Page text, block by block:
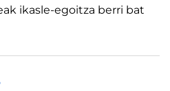
ikasle-egoitza berri bat